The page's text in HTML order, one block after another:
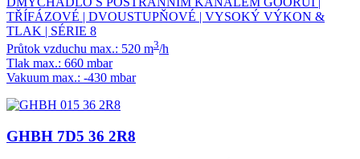
TŘÍFÁZOVÉ | DVOUSTUPŇOVÉ | VYSOKÝ VÝKON &
TLAK | SÉRIE 8
Průtok vzduchu max.: 520 m3/h
Tlak max.: 660 mbar
Vakuum max.: -430 mbar
GHBH 7D5 36 2R8